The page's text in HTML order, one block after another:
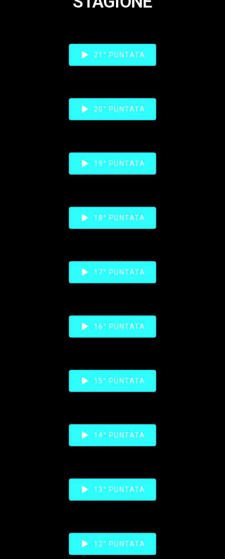
21° PUNTATA
20° PUNTATA
19° PUNTATA
18° PUNTATA
17° PUNTATA
16° PUNTATA
15° PUNTATA
14° PUNTATA
13° PUNTATA
12° PUNTATA